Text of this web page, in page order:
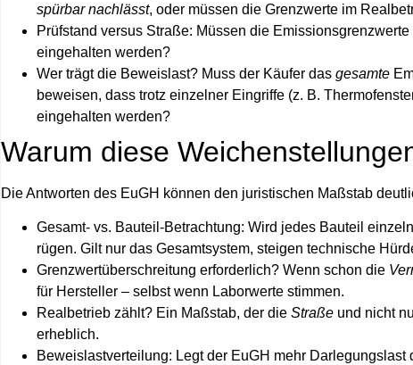
spürbar nachlässt, oder müssen die Grenzwerte im
Prüfstand versus Straße: Müssen die
eingehalten werden?
Wer trägt die Beweislast? Muss der Käufer das gesamte
beweisen, dass trotz einzelner Eingriffe (z. B.
eingehalten werden?
Warum diese
Die Antworten des EuGH können den juristischen Maßstab
Gesamt- vs. Bauteil-Betrachtung: Wird jedes Bauteil
rügen. Gilt nur das Gesamtsystem, steigen technische
Grenzwertüberschreitung erforderlich? Wenn schon die
für Hersteller – selbst wenn Laborwerte stimmen.
Realbetrieb zählt? Ein Maßstab, der die Straße und nicht
erheblich.
Beweislastverteilung: Legt der EuGH mehr